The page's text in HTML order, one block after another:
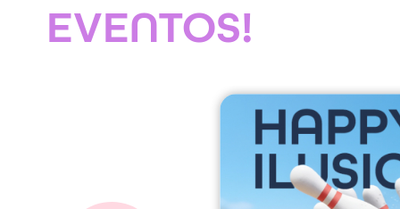
EVENTOS!
I
g